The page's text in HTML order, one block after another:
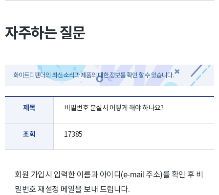
자주하는 질문
화이트디펜더의 최신 소식과 제품의 대한 정보를 확인 할 수 있습니다.
제목 비밀번호 분실시 어떻게 해야 하나요?
조회 17385
회원 가입시 입력한 이름과 아이디(e-mail 주소)를 확인 후 비
밀번호 재설정 메일을 보내 드립니다.